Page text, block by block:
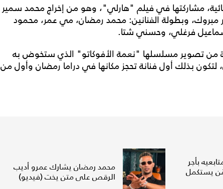
مشاركتها في فيلم "هارلي"، وهو من إخراج محمد سمير
وبطولة الفنانين: محمد رمضان، مي عمر، محمود
فرغلي، وحسني شتا.
من تصوير مسلسلها "نعمة الأفوكاتو" الذي ستخوض به
لتكون بذلك أول فنانة تحجز مكانها في دراما رمضان وأول من
بأجر
يستكمل
محمد رمضان يشارك عمرو أديب
الرقص على متن يخت (فيديو)